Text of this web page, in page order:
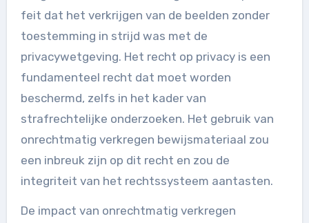
feit dat het verkrijgen van de beelden zonder
toestemming in strijd was met de
privacywetgeving. Het recht op privacy is een
fundamenteel recht dat moet worden
beschermd, zelfs in het kader van
strafrechtelijke onderzoeken. Het gebruik van
onrechtmatig verkregen bewijsmateriaal zou
een inbreuk zijn op dit recht en zou de
integriteit van het rechtssysteem aantasten.
De impact van onrechtmatig verkregen